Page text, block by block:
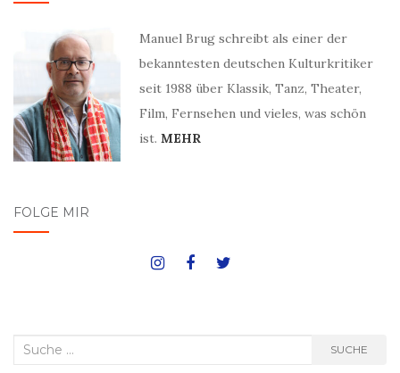
Manuel Brug schreibt als einer der
bekanntesten deutschen Kulturkritiker
seit 1988 über Klassik, Tanz, Theater,
Film, Fernsehen und vieles, was schön
ist. MEHR
FOLGE MIR
Suche
SUCHE